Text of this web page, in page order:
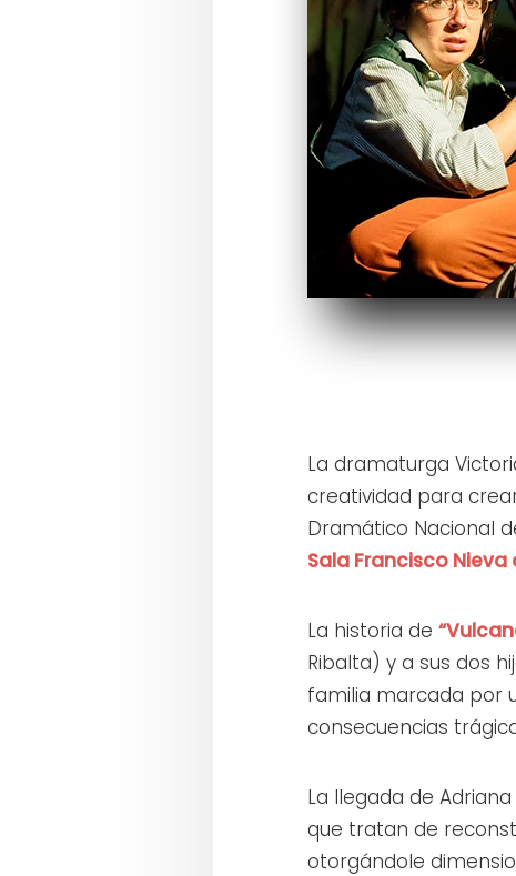
La dramaturga
creatividad para
Dramático Nacional
Sala Francisco
La historia de
Ribalta) y a sus dos
familia marcada por
consecuencias
La llegada de
que tratan de
otorgándole